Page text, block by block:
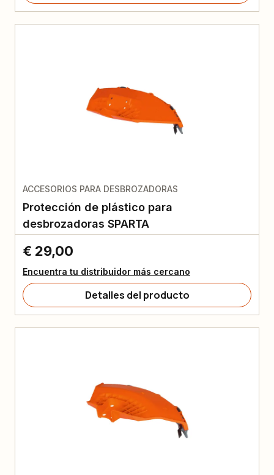
ACCESORIOS PARA DESBROZADORAS
Protección de plástico para
desbrozadoras SPARTA
€ 29,00
Encuentra tu distribuidor más cercano
Detalles del producto